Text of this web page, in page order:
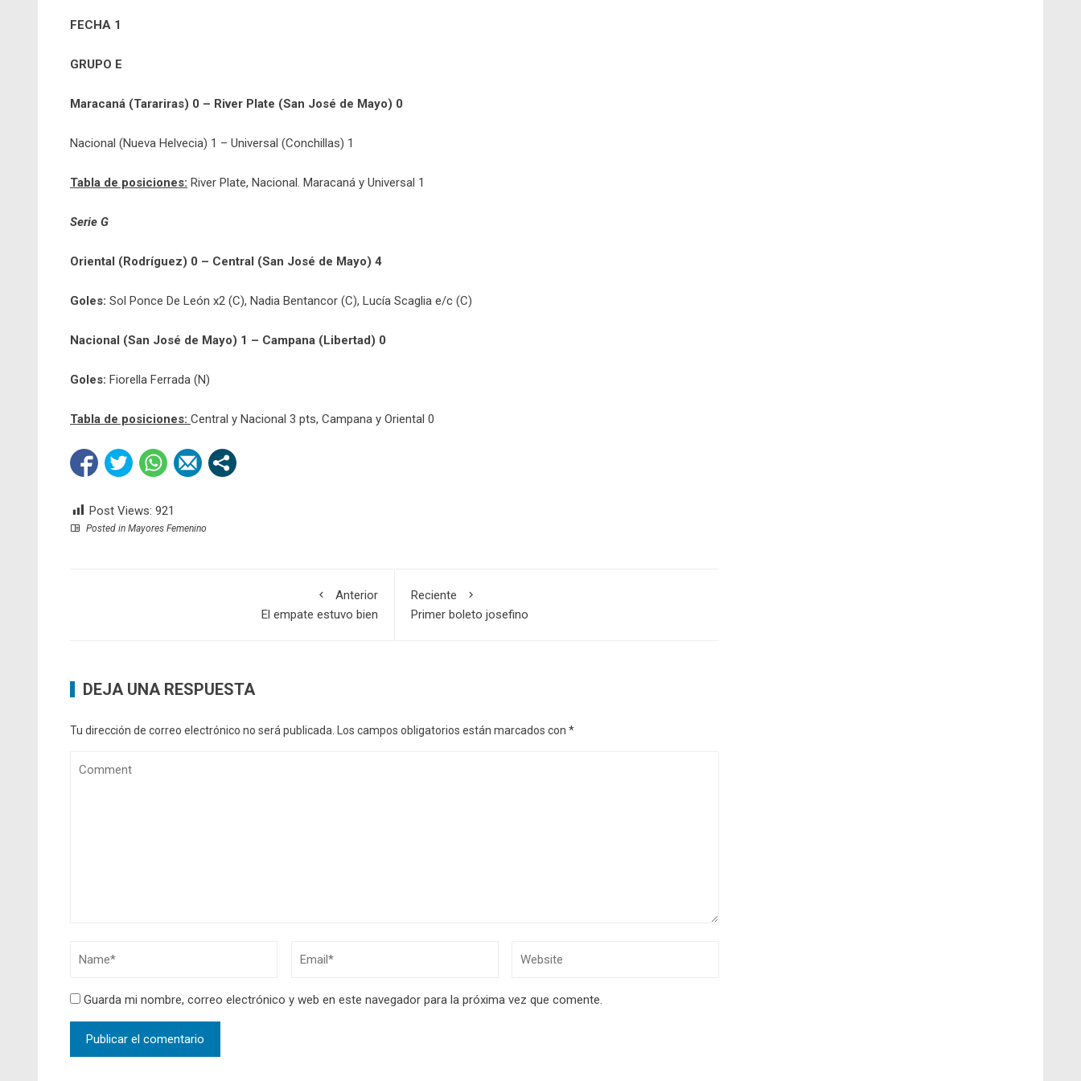
FECHA 1
GRUPO E
Maracaná (Tarariras) 0 – River Plate (San José de Mayo) 0
Nacional (Nueva Helvecia) 1 – Universal (Conchillas) 1
Tabla de posiciones: River Plate, Nacional. Maracaná y Universal 1
Serie G
Oriental (Rodríguez) 0 – Central (San José de Mayo) 4
Goles: Sol Ponce De León x2 (C), Nadia Bentancor (C), Lucía Scaglia e/c (C)
Nacional (San José de Mayo) 1 – Campana (Libertad) 0
Goles: Fiorella Ferrada (N)
Tabla de posiciones: Central y Nacional 3 pts, Campana y Oriental 0
Post Views: 921
Posted in Mayores Femenino
Anterior
El empate estuvo bien
Reciente
Primer boleto josefino
DEJA UNA RESPUESTA
Tu dirección de correo electrónico no será publicada. Los campos obligatorios están marcados con *
Guarda mi nombre, correo electrónico y web en este navegador para la próxima vez que comente.